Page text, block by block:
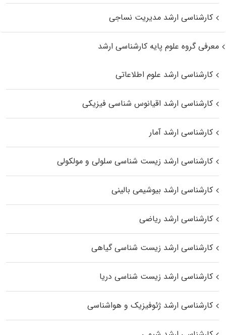
کارشناسی ارشد مدیریت نساجی
معرفی گروه علوم پایه کارشناسی ارشد
کارشناسی ارشد علوم اطلاعاتی
کارشناسی ارشد اقیانوس‌ شناسی فیزیکی
کارشناسی ارشد آمار
کارشناسی ارشد زیست شناسی سلولی و مولکولی
کارشناسی ارشد بیوشیمی بالینی
کارشناسی ارشد ریاضی
کارشناسی ارشد زیست‌ شناسی گیاهی
کارشناسی ارشد زیست‌ شناسی دریا
کارشناسی ارشد ژئوفیزیک و هواشناسی